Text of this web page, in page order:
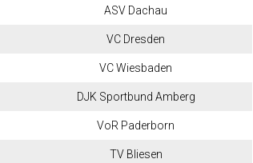
ASV Dachau
VC Dresden
VC Wiesbaden
DJK Sportbund Amberg
VoR Paderborn
TV Bliesen